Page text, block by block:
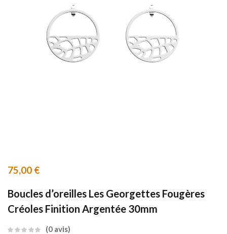
75,00 €
Boucles d’oreilles Les Georgettes Fougères
Créoles Finition Argentée 30mm
0 avis
S'IDENTIFIER
MON COMPTE